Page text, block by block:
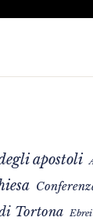
apostoli
Tortona Ebrei